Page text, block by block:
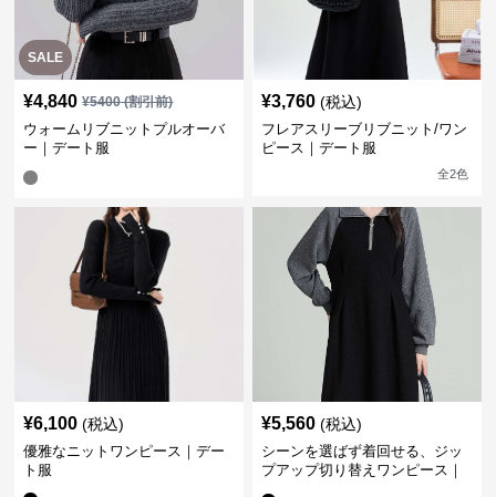
SALE
¥4,840 ¥5400(割引前)
ウォームリブニットプルオーバ
ー｜デート服
¥3,760 (税込)
フレアスリーブリブニット/ワン
ピース｜デート服
全2色
¥6,100 (税込)
優雅なニットワンピース｜デー
ト服
¥5,560 (税込)
シーンを選ばず着回せる、ジッ
プアップ切り替えワンピース｜